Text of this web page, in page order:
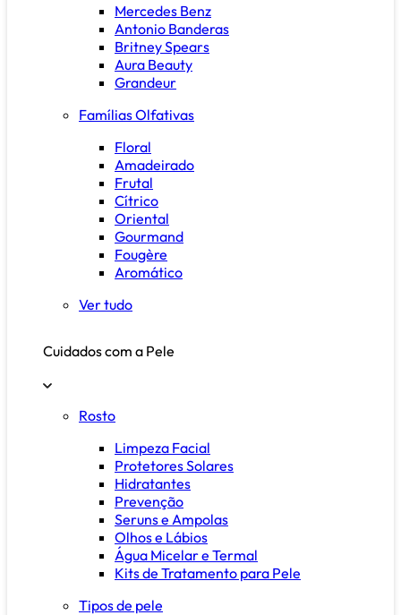
Mercedes Benz
Antonio Banderas
Britney Spears
Aura Beauty
Grandeur
Famílias Olfativas
Floral
Amadeirado
Frutal
Cítrico
Oriental
Gourmand
Fougère
Aromático
Ver tudo
Cuidados com a Pele
Rosto
Limpeza Facial
Protetores Solares
Hidratantes
Prevenção
Seruns e Ampolas
Olhos e Lábios
Água Micelar e Termal
Kits de Tratamento para Pele
Tipos de pele